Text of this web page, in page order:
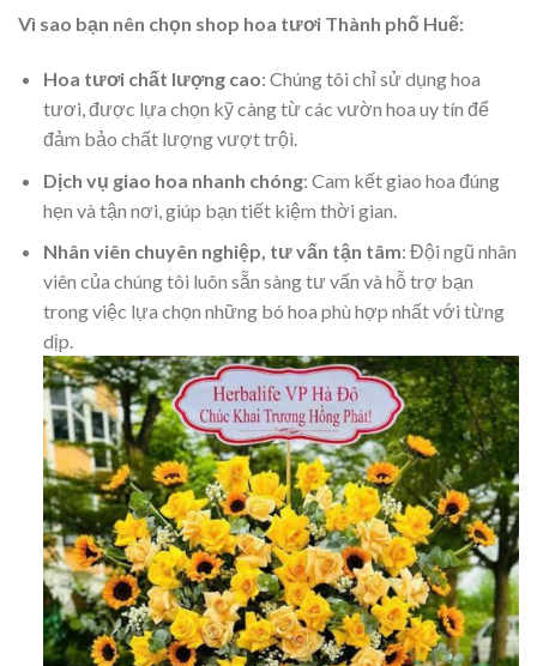
Vì sao bạn nên chọn shop hoa tươi Thành phố Huế:
Hoa tươi chất lượng cao: Chúng tôi chỉ sử dụng hoa
tươi, được lựa chọn kỹ càng từ các vườn hoa uy tín để
đảm bảo chất lượng vượt trội.
Dịch vụ giao hoa nhanh chóng: Cam kết giao hoa đúng
hẹn và tận nơi, giúp bạn tiết kiệm thời gian.
Nhân viên chuyên nghiệp, tư vấn tận tâm: Đội ngũ nhân
viên của chúng tôi luôn sẵn sàng tư vấn và hỗ trợ bạn
trong việc lựa chọn những bó hoa phù hợp nhất với từng
dịp.